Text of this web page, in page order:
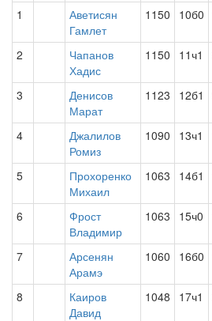
1
Аветисян
Гамлет
1150 10б0
2
Чапанов
Хадис
1150 11ч1
3
Денисов
Марат
1123 12б1
4
Джалилов
Ромиз
1090 13ч1
5
Прохоренко
Михаил
1063 14б1
6
Фрост
Владимир
1063 15ч0
7
Арсенян
Арамэ
1060 16б0
8
Каиров
Давид
1048 17ч1